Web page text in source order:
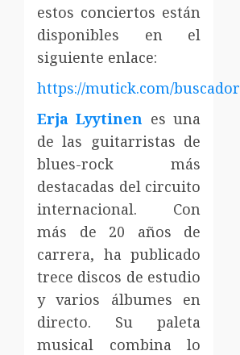
estos conciertos están
disponibles en el
siguiente enlace:
https://mutick.com/buscador
Erja Lyytinen es una
de las guitarristas de
blues-rock más
destacadas del circuito
internacional. Con
más de 20 años de
carrera, ha publicado
trece discos de estudio
y varios álbumes en
directo. Su paleta
musical combina lo